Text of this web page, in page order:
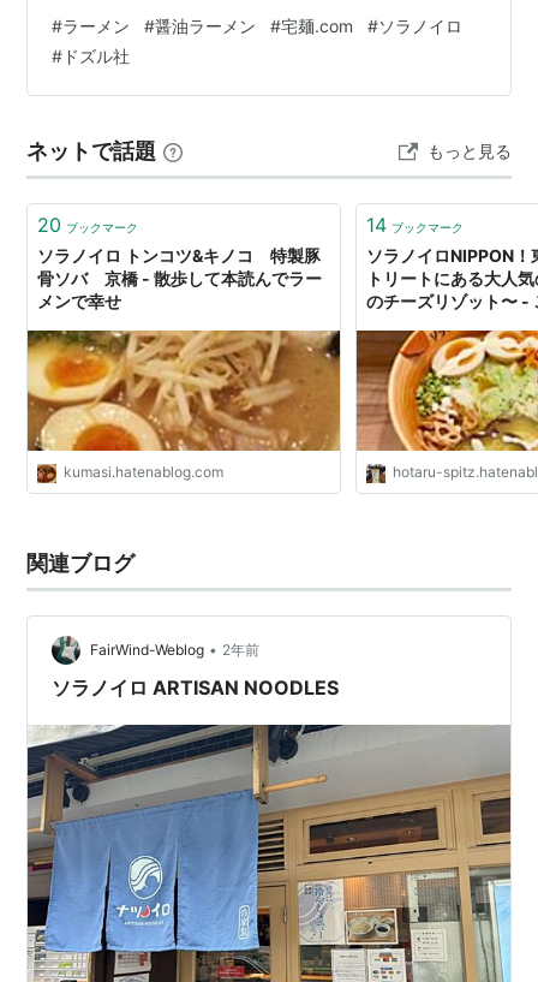
よりお取り寄せした、『宅麺.com×ドズル社×ソラノイ
ロ』コラボの「おおはラ〜麺」をいただきます！ 宅
麺.comで調べる 本商品について 『ドズル社』は医大生
「ドズル」をリーダーに、ぼんじゅうる、おんりー、お
らふくん、お…
#ラーメン #醤油ラーメン #宅麺.com #ソラノイロ
# ドズル社
ネットで話題 もっと見る
20 ブックマーク
ソラノイロ トンコツ&キノコ 特製豚
骨ソバ 京橋 - 散歩して本読んでラー
メンで幸せ
kumasi.hatenablog.com
14 ブックマーク
ソラノイロNIPPON
トリートにある大人
のチーズリゾット〜 -
食べながら痩せるま
功物語である
hotaru-
関連ブログ
FairWind-Weblog • 2年前
ソラノイロ ARTISAN NOODLES